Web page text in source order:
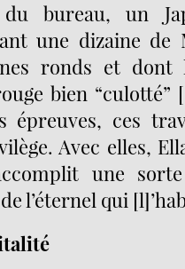
bureau, un
une dizaine de
ronds et dont
bien “culotté” [
épreuves, ces
Avec elles,
une
l’éternel qui